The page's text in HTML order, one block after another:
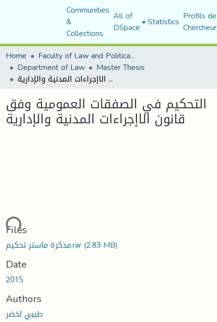
Communities
&
Collections
All of
DSpace Statistics Profils
Home
Faculty of Law and Political Science
Department of Law Master Thesis
التحكيم في الصفقات العمومية وفق قانون الاإجراءات المدنية والإدارية
التحكيم في الصفقات العمومية وفق
قانون الاإجراءات المدنية والإدارية
Files
مذكرة ماستر تحكيم.rar(2.83 MB)
Date
2015
Authors
طيبي لخضر